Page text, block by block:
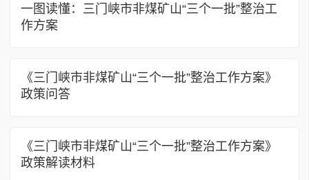
一图读懂：三门峡市非煤矿山“三个一批”整治工
作方案
《三门峡市非煤矿山“三个一批”整治工作方案》
政策问答
《三门峡市非煤矿山“三个一批”整治工作方案》
政策解读材料